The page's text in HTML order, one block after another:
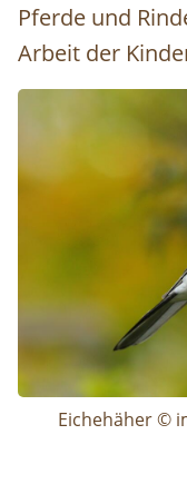
Pferde und
Arbeit der
Eichehäher ©